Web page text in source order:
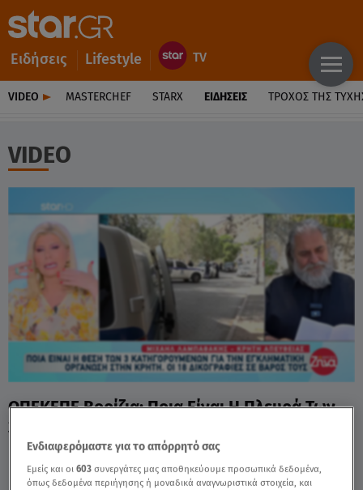
Ειδήσεις Lifestyle
VIDEO MASTERCHEF STARX ΕΙΔΉΣΕΙΣ ΤΡΟΧΌΣ ΤΗΣ
VIDEO
ΟΠΕΚΕΠΕ Βορίζια: Ποια Είναι Η Πλευρά Των
3 Κατηγορούμενων - Video
Ενδιαφερόμαστε για το απόρρητό σας
Εμείς και οι603 συνεργάτες μας αποθηκεύουμε προσωπικά δεδομένα,
όπως δεδομένα περιήγησης ή μοναδικά αναγνωριστικά στοιχεία, και